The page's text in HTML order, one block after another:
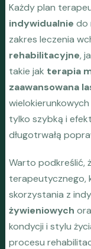
Każdy plan
indywidualnie do
zakres leczenia
rehabilitacyjne,
takie jak terapia
zaawansowana
tylko szybką i
długotrwałą
Warto podkreślić,
terapeutycznego,
skorzystania z
żywieniowych
kondycji i stylu
procesu